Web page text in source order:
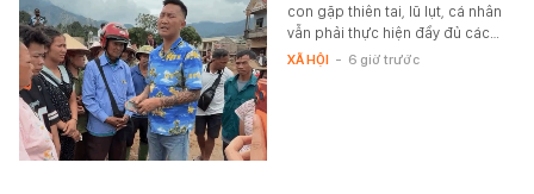
con gặp thiên tai, lũ lụt, cá nhân
vẫn phải thực hiện đầy đủ các…
XÃ HỘI - 6 giờ trước